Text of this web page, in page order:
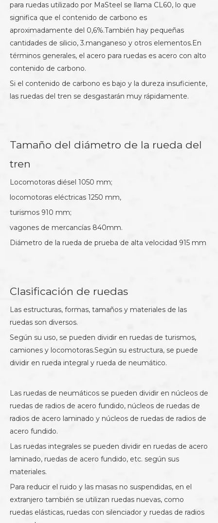
para ruedas utilizado por MaSteel se llama CL60, lo que
significa que el contenido de carbono es
aproximadamente del 0,6%.También hay pequeñas
cantidades de silicio, 3.manganeso y otros elementos.En
términos generales, el acero para ruedas es acero con alto
contenido de carbono.
Si el contenido de carbono es bajo y la dureza insuficiente,
las ruedas del tren se desgastarán muy rápidamente.
Tamaño del diámetro de la rueda del
tren
Locomotoras diésel 1050 mm;
locomotoras eléctricas 1250 mm,
turismos 910 mm;
vagones de mercancías 840mm.
Diámetro de la rueda de prueba de alta velocidad 915 mm
Clasificación de ruedas
Las estructuras, formas, tamaños y materiales de las
ruedas son diversos.
Según su uso, se pueden dividir en ruedas de turismos,
camiones y locomotoras.Según su estructura, se puede
dividir en rueda integral y rueda de neumático.
Las ruedas de neumáticos se pueden dividir en núcleos de
ruedas de radios de acero fundido, núcleos de ruedas de
radios de acero laminado y núcleos de ruedas de radios de
acero fundido.
Las ruedas integrales se pueden dividir en ruedas de acero
laminado, ruedas de acero fundido, etc. según sus
materiales.
Para reducir el ruido y las masas no suspendidas, en el
extranjero también se utilizan ruedas nuevas, como
ruedas elásticas, ruedas con silenciador y ruedas de radios